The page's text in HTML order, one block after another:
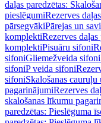
daļas paredzētas:
pieslēgumiRezerves
pārsegvākiPārejas un
komplektiRezerves
komplektiPisuāru sifoni
sifoniGliemežveida sifoni
sifoniP veida sifoni
sifoniSkalošanas
pagarinājumiRezerves
skalošanas līkumu
paredzētas: Pieslēguma